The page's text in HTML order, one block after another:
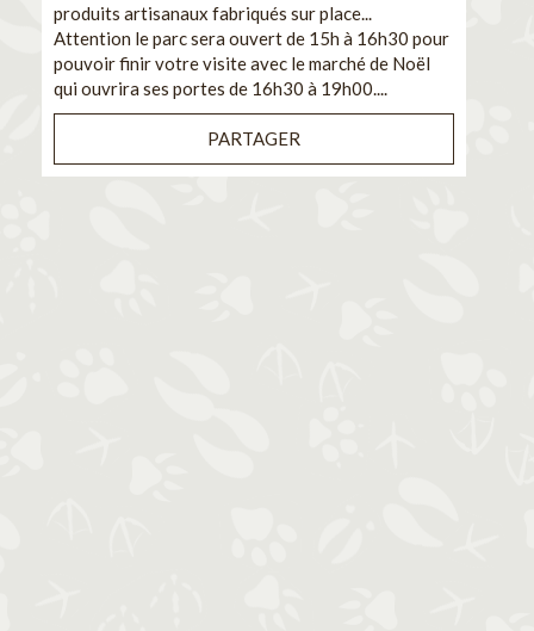
produits artisanaux fabriqués sur place...
Attention le parc sera ouvert de 15h à 16h30 pour
pouvoir finir votre visite avec le marché de Noël
qui ouvrira ses portes de 16h30 à 19h00....
PARTAGER